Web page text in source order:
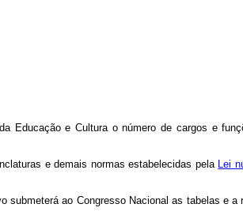
e Cultura o número de cargos e
e demais normas estabelecidas pela Lei
ao Congresso Nacional as tabelas e